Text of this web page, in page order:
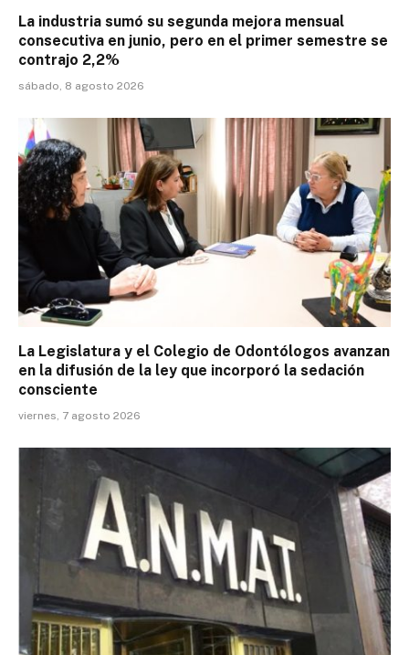
La industria sumó su segunda mejora mensual
consecutiva en junio, pero en el primer semestre se
contrajo 2,2%
sábado, 8 agosto 2026
La Legislatura y el Colegio de Odontólogos avanzan
en la difusión de la ley que incorporó la sedación
consciente
viernes, 7 agosto 2026